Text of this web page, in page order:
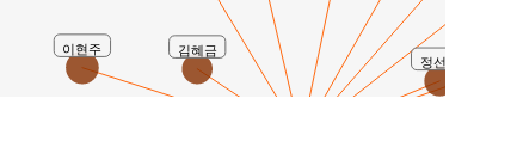
김혜금
이현주
정선영